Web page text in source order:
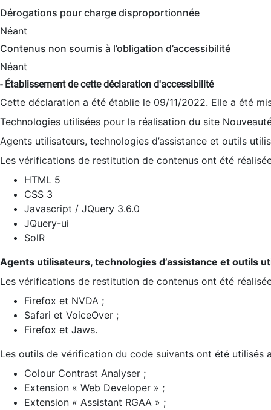
Dérogations pour charge disproportionnée
Néant
Contenus non soumis à l’obligation d’accessibilité
Néant
- Établissement de cette déclaration d'accessibilité
Cette déclaration a été établie le 09/11/2022. Elle a été
Technologies utilisées pour la réalisation du site
Agents utilisateurs, technologies d’assistance et outils
Les vérifications de restitution de contenus ont été
HTML 5
CSS 3
Javascript / JQuery 3.6.0
JQuery-ui
SolR
Agents utilisateurs, technologies d’assistance et outils
Les vérifications de restitution de contenus ont été
Firefox et NVDA ;
Safari et VoiceOver ;
Firefox et Jaws.
Les outils de vérification du code suivants ont été utilisés
Colour Contrast Analyser ;
Extension « Web Developer » ;
Extension « Assistant RGAA » ;